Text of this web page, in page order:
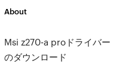
About
Msi z270-a proドライバー
のダウンロード